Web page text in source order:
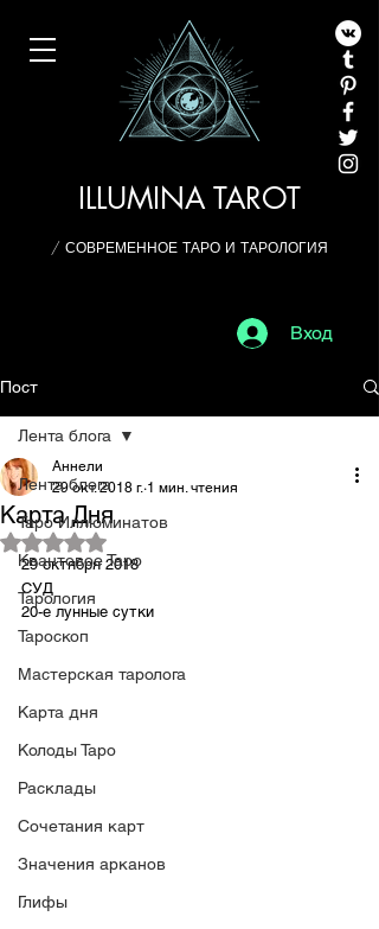
ILLUMINA TAROT
/ СОВРЕМЕННОЕ ТАРО И ТАРОЛОГИЯ
Вход
Пост
Лента блога
Таро Иллюминатов
Квантовое Таро
Тарология
Тароскоп
Мастерская таролога
Карта дня
Колоды Таро
Расклады
Сочетания карт
Значения арканов
Глифы
Лента блога
Карта Дня
Аннели
29 окт. 2018 г. 1 мин. чтения
Оценка: не число из 5 звезд.
29 октября 2018
СУД
20-е лунные сутки